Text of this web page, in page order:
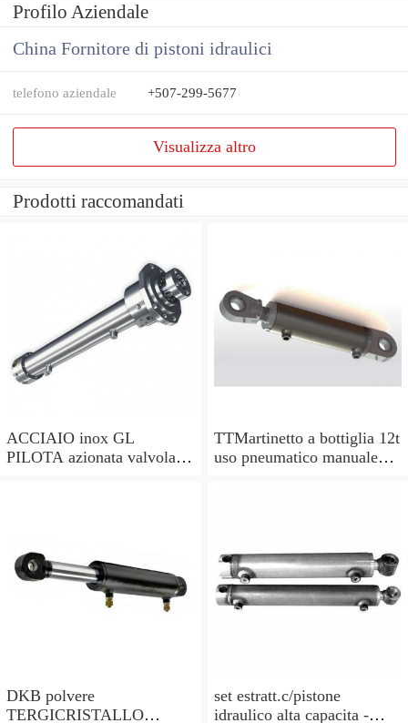
Profilo Aziendale
China Fornitore di pistoni idraulici
telefono aziendale +507-299-5677
Visualizza altro
Prodotti raccomandati
ACCIAIO inox GL
PILOTA azionata valvola di
TTMartinetto a bottiglia 12t
uso pneumatico manuale
DKB polvere
TERGICRISTALLO
set estratt.c/pistone
idraulico alta capacita -